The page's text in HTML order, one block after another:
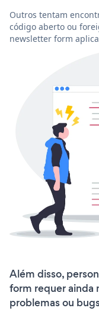
Outros tentam
código aberto ou
newsletter form
Além disso,
form requer ainda
problemas ou